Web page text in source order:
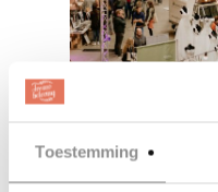
Toestemming